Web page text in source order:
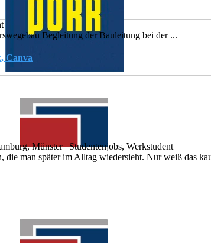
Begleitung der Bauleitung bei der ...
Canva
Münster| Studentenjobs, Werkstudent
man später im Alltag wiedersieht. Nur weiß das